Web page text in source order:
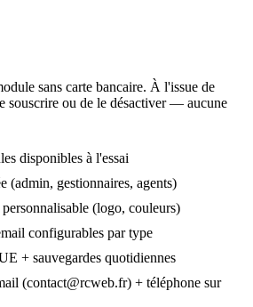
sans carte bancaire. À l'issue de
souscrire ou de le désactiver — aucune
disponibles à l'essai
(admin, gestionnaires, agents)
(logo, couleurs)
configurables par type
+ sauvegardes quotidiennes
(contact@rcweb.fr) + téléphone sur